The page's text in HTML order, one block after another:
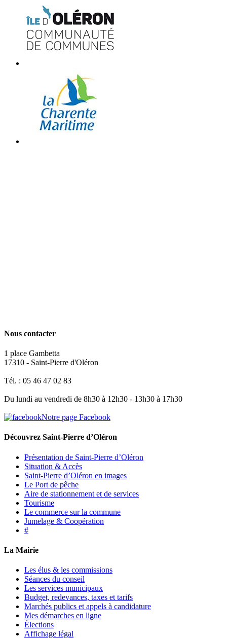
Nous contacter
1 place Gambetta
17310 - Saint-Pierre d'Oléron
Tél. : 05 46 47 02 83
Du lundi au vendredi de 8h30 à 12h30 - 13h30 à 17h30
Notre page Facebook
Découvrez Saint-Pierre d’Oléron
Présentation de Saint-Pierre d’Oléron
Situation & Accès
Saint-Pierre d’Oléron en images
Le Port de pêche
Aire de stationnement et de services
Tourisme
Le commerce sur la commune
Jumelage & Coopération
#
La Mairie
Les élus & les commissions
Séances du conseil
Les services municipaux
Budget, redevances, taxes et tarifs
Marchés publics et appels à candidature
Mes démarches en ligne
Élections
Affichage légal